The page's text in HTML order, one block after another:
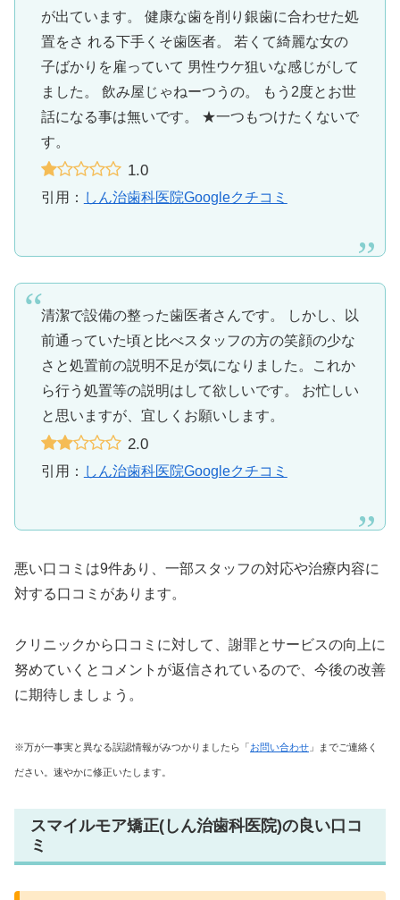
が出ています。 健康な歯を削り銀歯に合わせた処
置をさ れる下手くそ歯医者。 若くて綺麗な女の
子ばかりを雇っていて 男性ウケ狙いな感じがして
ました。 飲み屋じゃねーつうの。 もう2度とお世
話になる事は無いです。 ★一つもつけたくないで
す。
1.0
引用： しん治歯科医院Googleクチコミ
清潔で設備の整った歯医者さんです。 しかし、以
前通っていた頃と比べスタッフの方の笑顔の少な
さと処置前の説明不足が気になりました。これか
ら行う処置等の説明はして欲しいです。 お忙しい
と思いますが、宜しくお願いします。
2.0
引用： しん治歯科医院Googleクチコミ
悪い口コミは9件あり、一部スタッフの対応や治療内容に
対する口コミがあります。
クリニックから口コミに対して、謝罪とサービスの向上に
努めていくとコメントが返信されているので、今後の改善
に期待しましょう。
※万が一事実と異なる誤認情報がみつかりましたら「お問い合わせ 」までご連絡く
ださい。速やかに修正いたします。
スマイルモア矯正(しん治歯科医院)の良い口コ
ミ